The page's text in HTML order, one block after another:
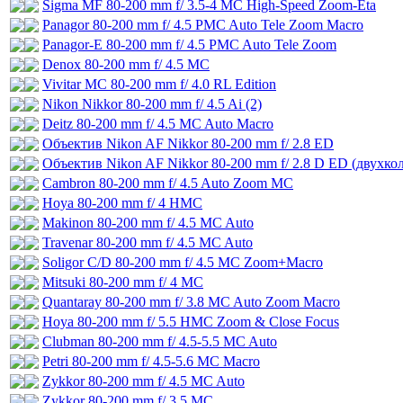
Sigma MF 80-200 mm f/ 3.5-4 MC High-Speed Zoom-Eta
Panagor 80-200 mm f/ 4.5 PMC Auto Tele Zoom Macro
Panagor-E 80-200 mm f/ 4.5 PMC Auto Tele Zoom
Denox 80-200 mm f/ 4.5 MC
Vivitar MC 80-200 mm f/ 4.0 RL Edition
Nikon Nikkor 80-200 mm f/ 4.5 Ai (2)
Deitz 80-200 mm f/ 4.5 MC Auto Macro
Объектив Nikon AF Nikkor 80-200 mm f/ 2.8 ED
Объектив Nikon AF Nikkor 80-200 mm f/ 2.8 D ED
Cambron 80-200 mm f/ 4.5 Auto Zoom MC
Hoya 80-200 mm f/ 4 HMC
Makinon 80-200 mm f/ 4.5 MC Auto
Travenar 80-200 mm f/ 4.5 MC Auto
Soligor C/D 80-200 mm f/ 4.5 MC Zoom+Macro
Mitsuki 80-200 mm f/ 4 MC
Quantaray 80-200 mm f/ 3.8 MC Auto Zoom Macro
Hoya 80-200 mm f/ 5.5 HMC Zoom & Close Focus
Clubman 80-200 mm f/ 4.5-5.5 MC Auto
Petri 80-200 mm f/ 4.5-5.6 MC Macro
Zykkor 80-200 mm f/ 4.5 MC Auto